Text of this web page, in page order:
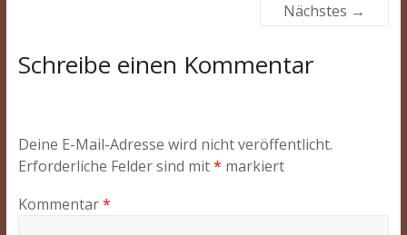
Nächstes →
Schreibe einen Kommentar
Deine E-Mail-Adresse wird nicht veröffentlicht.
Erforderliche Felder sind mit* markiert
Kommentar*